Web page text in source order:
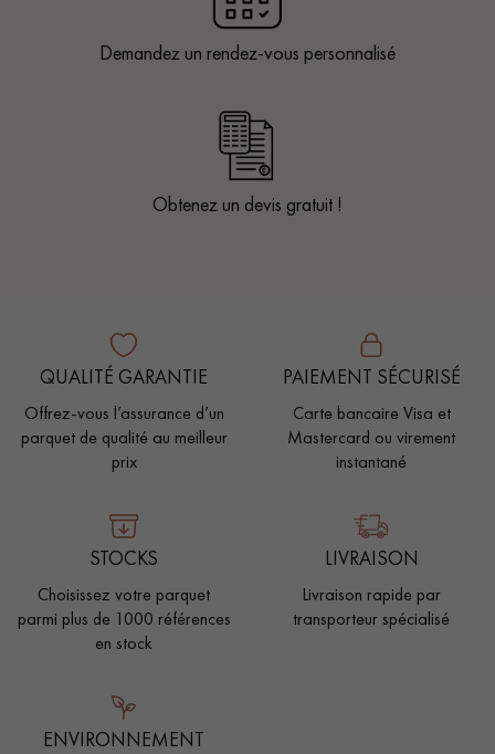
Demandez un rendez-vous personnalisé
Obtenez un devis gratuit !
QUALITÉ GARANTIE
Offrez-vous l’assurance d’un
parquet de qualité au meilleur
prix
PAIEMENT SÉCURISÉ
Carte bancaire Visa et
Mastercard ou virement
instantané
STOCKS
Choisissez votre parquet
parmi plus de 1000 références
en stock
LIVRAISON
Livraison rapide par
transporteur spécialisé
ENVIRONNEMENT